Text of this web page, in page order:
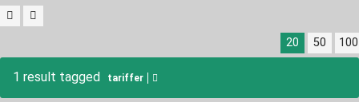
20 50 100
1 result tagged tariffer